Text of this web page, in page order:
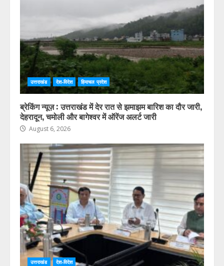
उत्तराखंड देश-विदेश हिमाचल प्रदेश
ब्रेकिंग न्यूज़ : उत्तराखंड में देर रात से झमाझम बारिश का दौर जारी,
देहरादून, चमोली और बागेश्वर में ऑरेंज अलर्ट जारी
August 6, 2026
उत्तराखंड देश-विदेश